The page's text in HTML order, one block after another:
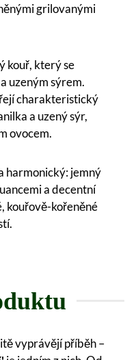
grilovanými
kouř, který se
uzeným sýrem.
charakteristický
a uzený sýr,
ovocem.
harmonický: jemný
a decentní
kouřově-kořeněné
vyprávějí příběh –